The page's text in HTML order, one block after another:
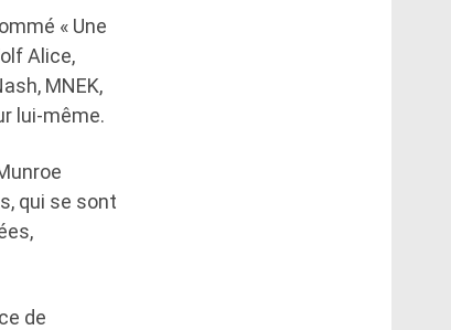
« Une
Alice,
MNEK,
lui-même.
qui se sont
de